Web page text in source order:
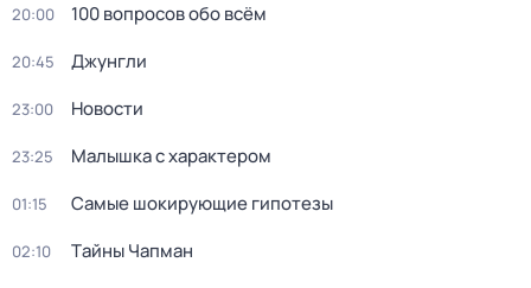
20:00 100 вопросов обо всём
20:45 Джунгли
23:00 Новости
23:25 Малышка с характером
01:15 Самые шoкиpующие гипотезы
02:10 Тaйны Чапман